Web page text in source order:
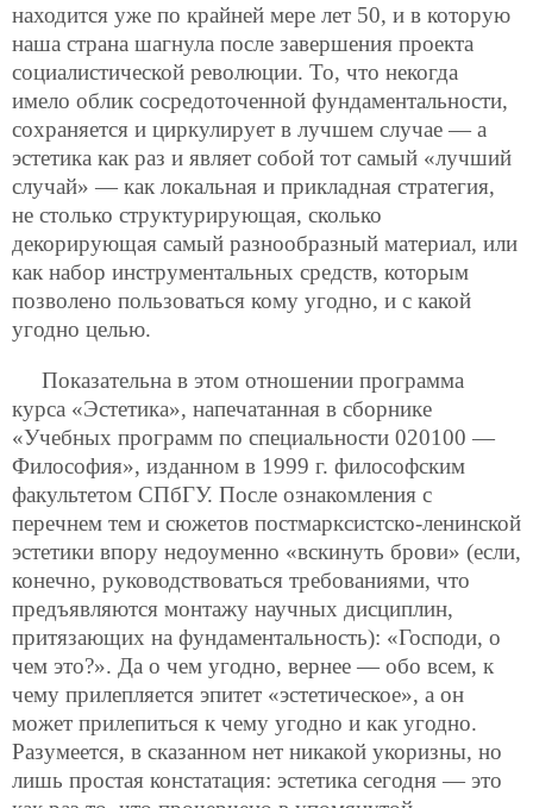
находится уже по крайней мере лет 50, и в которую
наша страна шагнула после завершения проекта
социалистической революции. То, что некогда
имело облик сосредоточенной фундаментальности,
сохраняется и циркулирует в лучшем случае — а
эстетика как раз и являет собой тот самый «лучший
случай» — как локальная и прикладная стратегия,
не столько структурирующая, сколько
декорирующая самый разнообразный материал, или
как набор инструментальных средств, которым
позволено пользоваться кому угодно, и с какой
угодно целью.
Показательна в этом отношении программа
курса «Эстетика», напечатанная в сборнике
«Учебных программ по специальности 020100 —
Философия», изданном в 1999 г. философским
факультетом СПбГУ. После ознакомления с
перечнем тем и сюжетов постмарксистско-ленинской
эстетики впору недоуменно «вскинуть брови» (если,
конечно, руководствоваться требованиями, что
предъявляются монтажу научных дисциплин,
притязающих на фундаментальность): «Господи, о
чем это?». Да о чем угодно, вернее — обо всем, к
чему прилепляется эпитет «эстетическое», а он
может прилепиться к чему угодно и как угодно.
Разумеется, в сказанном нет никакой укоризны, но
лишь простая констатация: эстетика сегодня — это